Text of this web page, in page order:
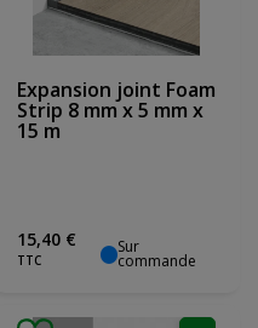
Expansion joint Foam
Strip 8 mm x 5 mm x
15 m
15,40 €
TTC
Sur
commande